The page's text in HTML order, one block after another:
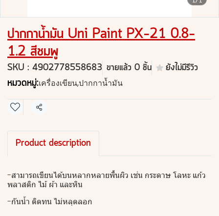
ปากกาน้ำมัน Uni Paint PX-21 0.8-
1.2 สีชมพู
SKU : 4902778558683 ขายแล้ว 0 ชิ้น ยังไม่มีรีวิว
หมวดหมู่:เครื่องเขียน,ปากกาน้ำมัน
แชร์
Product description
-สามารถเขียนได้บนหลากหลายพื้นผิว เช่น กระดาษ โลหะ แก้ว
พลาสติก ไม้ ผ้า และหิน
-กันน้ำ ติดทน ไม่หลุดลอก